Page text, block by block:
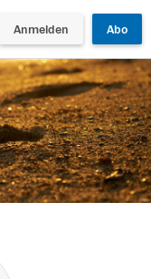
Anmelden Abo